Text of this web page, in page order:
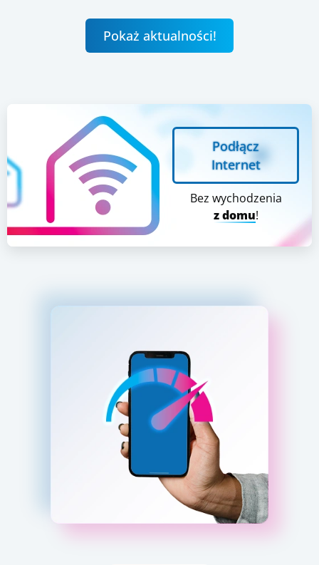
Pokaż aktualności!
Podłącz
Internet
Bez wychodzenia
z domu!